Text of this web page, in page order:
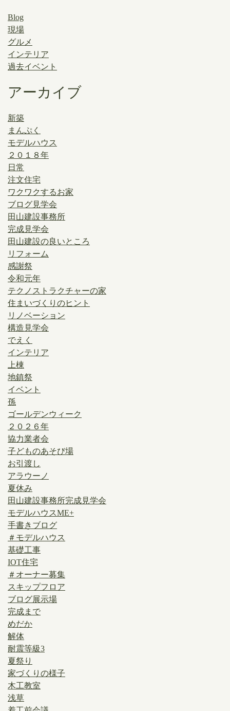
Blog
現場
グルメ
インテリア
過去イベント
アーカイブ
新築
まんぷく
モデルハウス
２０１８年
日常
注文住宅
ワクワクするお家
ブログ見学会
田山建設事務所
完成見学会
田山建設の良いところ
リフォーム
感謝祭
令和元年
テクノストラクチャーの家
住まいづくりのヒント
リノベーション
構造見学会
でえく
インテリア
上棟
地鎮祭
イベント
孫
ゴールデンウィーク
２０２６年
協力業者会
子どものあそび場
お引渡し
アラウーノ
夏休み
田山建設事務所完成見学会
モデルハウスME+
手書きブログ
＃モデルハウス
基礎工事
IOT住宅
＃オーナー募集
スキップフロア
ブログ展示場
完成まで
めだか
解体
耐震等級3
夏祭り
家づくりの様子
木工教室
浅草